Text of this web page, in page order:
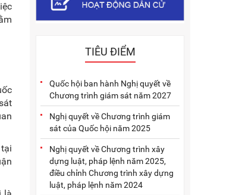
TIÊU ĐIỂM
Quốc hội ban hành Nghị quyết về
Chương trình giám sát năm 2027
Nghị quyết về Chương trình giám
sát của Quốc hội năm 2025
Nghị quyết về Chương trình xây
dựng luật, pháp lệnh năm 2025,
điều chỉnh Chương trình xây dựng
luật, pháp lệnh năm 2024